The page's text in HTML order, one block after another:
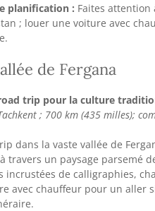
planification : Faites
; louer une voiture avec
de Fergana
trip pour la culture
; 700 km (435 milles);
dans la vaste vallée de
travers un paysage parsemé
incrustées de calligraphies,
avec chauffeur pour un aller